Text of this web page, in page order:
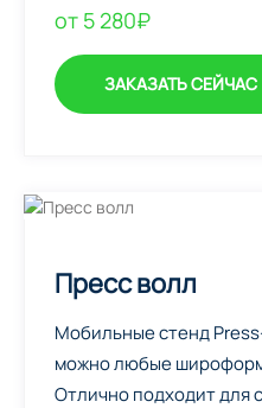
от 5 280₽
ЗАКАЗАТЬ СЕЙЧАС
Пресс волл
Мобильные стенд
можно любые
Отлично подходит для